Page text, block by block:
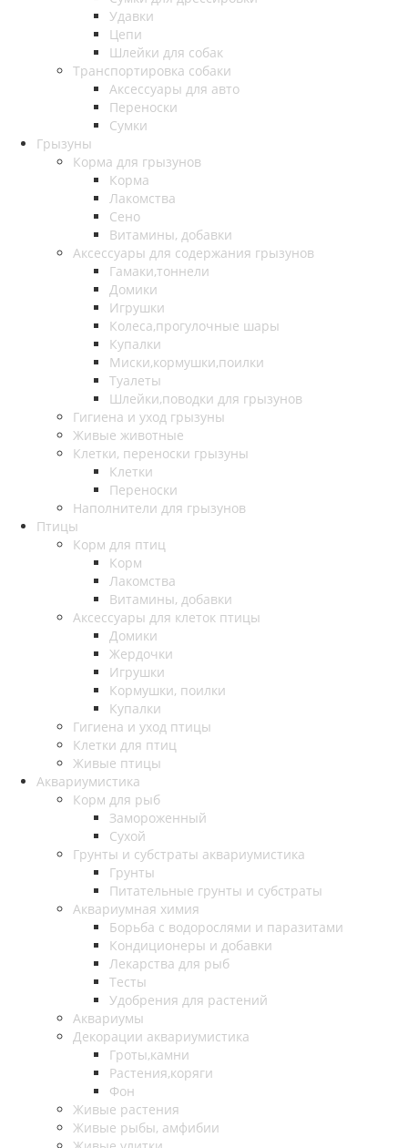
Удавки
Цепи
Шлейки для собак
Транспортировка собаки
Аксессуары для авто
Переноски
Сумки
Грызуны
Корма для грызунов
Корма
Лакомства
Сено
Витамины, добавки
Аксессуары для содержания грызунов
Гамаки,тоннели
Домики
Игрушки
Колеса,прогулочные шары
Купалки
Миски,кормушки,поилки
Туалеты
Шлейки,поводки для грызунов
Гигиена и уход грызуны
Живые животные
Клетки, переноски грызуны
Клетки
Переноски
Наполнители для грызунов
Птицы
Корм для птиц
Корм
Лакомства
Витамины, добавки
Аксессуары для клеток птицы
Домики
Жердочки
Игрушки
Кормушки, поилки
Купалки
Гигиена и уход птицы
Клетки для птиц
Живые птицы
Аквариумистика
Корм для рыб
Замороженный
Сухой
Грунты и субстраты аквариумистика
Грунты
Питательные грунты и субстраты
Аквариумная химия
Борьба с водорослями и паразитами
Кондиционеры и добавки
Лекарства для рыб
Тесты
Удобрения для растений
Аквариумы
Декорации аквариумистика
Гроты,камни
Растения,коряги
Фон
Живые растения
Живые рыбы, амфибии